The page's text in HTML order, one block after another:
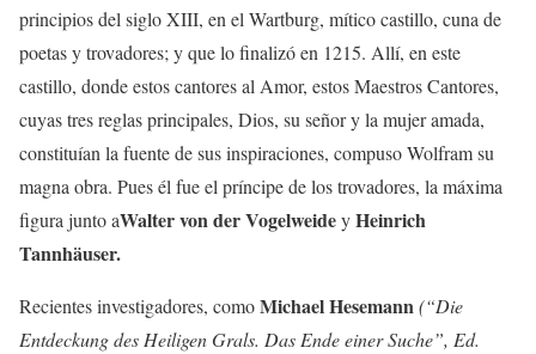
principios del siglo XIII, en el Wartburg, mítico castillo, cuna de
poetas y trovadores; y que lo finalizó en 1215. Allí, en este
castillo, donde estos cantores al Amor, estos Maestros Cantores,
cuyas tres reglas principales, Dios, su señor y la mujer amada,
constituían la fuente de sus inspiraciones, compuso Wolfram su
magna obra. Pues él fue el príncipe de los trovadores, la máxima
figura junto aWalter von der VogelweideyHeinrich
Tannhäuser.
Recientes investigadores, comoMichael Hesemann(“Die
Entdeckung des Heiligen Grals. Das Ende einer Suche”, Ed.